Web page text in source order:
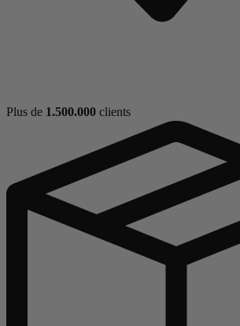
Plus de 1.500.000 clients